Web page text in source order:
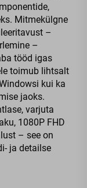
Mitmekülgne
–
–
tööd igas
toimub lihtsalt
kui ka
jaoks.
varjuta
1080P FHD
– see on
ja detailse